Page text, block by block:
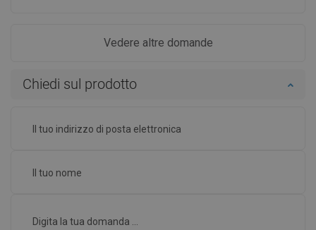
Vedere altre domande
Chiedi sul prodotto